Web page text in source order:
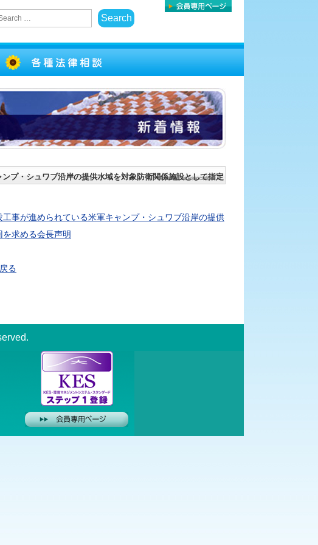
プ・シュワブ沿岸の提供水域を対象防衛関係施設として指定
事が進められている米軍キャンプ・シュワブ沿岸の提供
求める会長声明
る